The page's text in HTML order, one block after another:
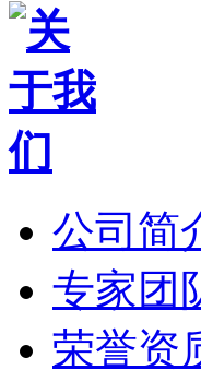
公司简
专家团
荣誉资